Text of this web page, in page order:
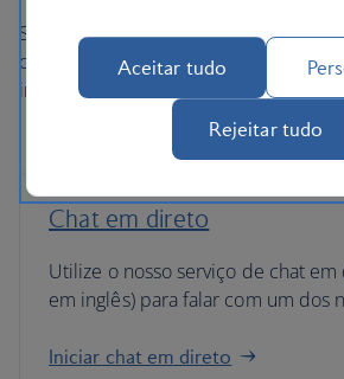
Se reservou através de um agente de
ou site de viagens, que não o ba.com,
imediatamente caso tenha dúvidas.
Chat em direto
Utilize o nosso serviço de chat
em inglês) para falar com um dos
Iniciar chat em direto
Aceitar tudo
Rejeitar tudo